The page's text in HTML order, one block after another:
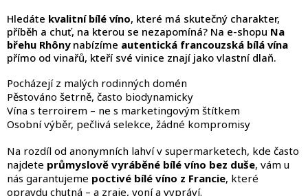
l
á
d
a
í
p
r
v
k
y
v
ý
p
Hledáte kvalitní bílé víno, které má skutečný charakter,
příběh a chuť, na kterou se nezapomíná? Na e-shopu Na
břehu Rhônynabízíme autentická francouzská bílá vína
přímo od vinařů, kteří své vinice znají jako vlastní dlaň.
Pocházejí z malých rodinných domén
Pěstováno šetrně, často biodynamicky
Vína s terroirem – ne s marketingovým štítkem
Osobní výběr, pečlivá selekce, žádné kompromisy
Na rozdíl od anonymních lahví v supermarketech, kde často
najdete průmyslově vyráběné bílé víno bez duše, vám u
nás garantujeme poctivé bílé víno z Francie, které
opravdu chutná – a zraje, voní a vypráví.